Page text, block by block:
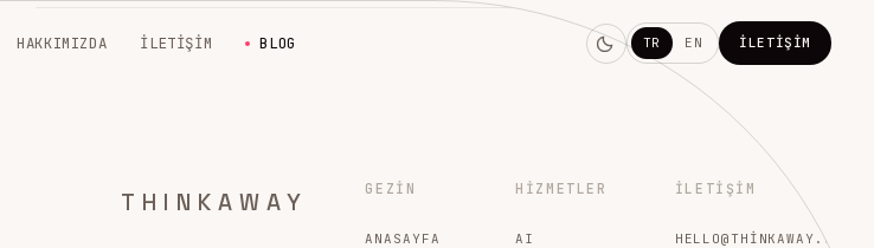
HAKKIMIZDA İLETIŞIM BLOG TR EN İLETIŞIM
THINKAWAY GEZIN
ANASAYFA
HIZMETLER
AI
İLETIŞIM